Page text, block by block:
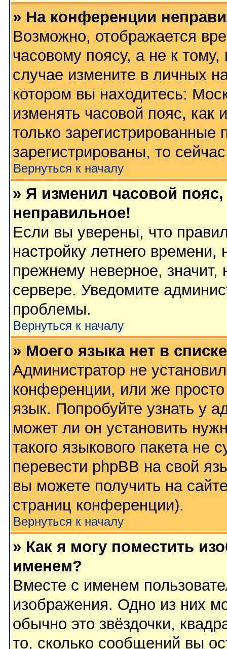
» На конференции
Возможно, отображается
часовому поясу, а не к
случае измените в личных
котором вы находитесь:
изменять часовой пояс, как
только
зарегистрированы, то
Вернуться к началу
» Я изменил часовой
неправильное!
Если вы уверены, что
настройку летнего
прежнему неверное, значит,
сервере. Уведомите
проблемы.
Вернуться к началу
» Моего языка нет в
Администратор не
конференции, или же
язык. Попробуйте узнать у
может ли он установить
такого языкового пакета не
перевести phpBB на свой
вы можете получить на
страниц конференции).
Вернуться к началу
» Как я могу поместить
именем?
Вместе с именем
изображения. Одно из них
обычно это звёздочки,
то, сколько сообщений вы